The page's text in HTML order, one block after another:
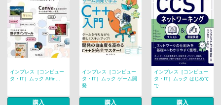
インプレス［コンピュー
タ・IT］ムック Affin...
購入
インプレス［コンピュー
タ・IT］ムック ゲーム開
発...
購入
インプレス［コンピュー
タ・IT］ムック はじめて
で...
購入